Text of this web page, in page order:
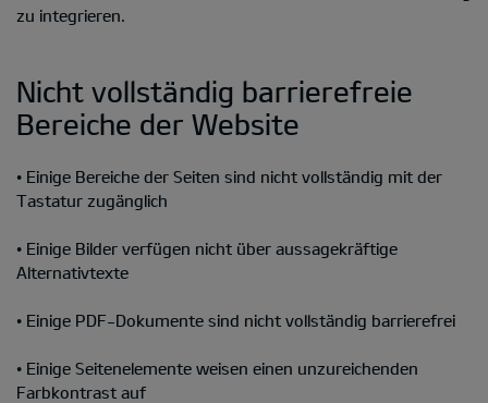
zu integrieren.
Nicht vollständig barrierefreie
Bereiche der Website
• Einige Bereiche der Seiten sind nicht vollständig mit der
Tastatur zugänglich
• Einige Bilder verfügen nicht über aussagekräftige
Alternativtexte
• Einige PDF-Dokumente sind nicht vollständig barrierefrei
• Einige Seitenelemente weisen einen unzureichenden
Farbkontrast auf